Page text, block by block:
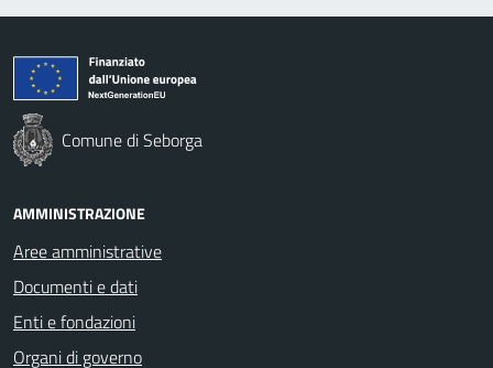
Comune di Seborga
AMMINISTRAZIONE
Aree amministrative
Documenti e dati
Enti e fondazioni
Organi di governo